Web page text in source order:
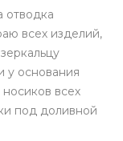
отводка
всех изделий,
у основания
всех
под доливной